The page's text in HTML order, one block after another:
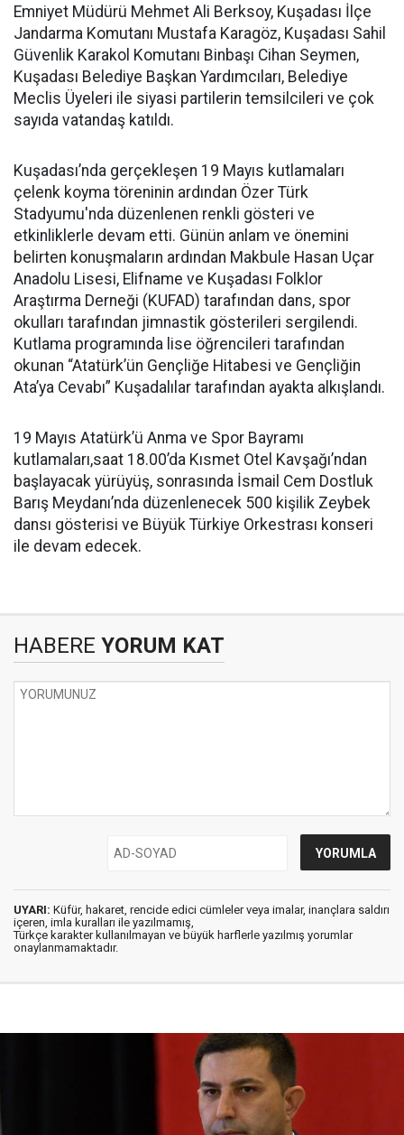
Emniyet Müdürü Mehmet Ali Berksoy, Kuşadası İlçe
Jandarma Komutanı Mustafa Karagöz, Kuşadası Sahil
Güvenlik Karakol Komutanı Binbaşı Cihan Seymen,
Kuşadası Belediye Başkan Yardımcıları, Belediye
Meclis Üyeleri ile siyasi partilerin temsilcileri ve çok
sayıda vatandaş katıldı.
Kuşadası’nda gerçekleşen 19 Mayıs kutlamaları
çelenk koyma töreninin ardından Özer Türk
Stadyumu'nda düzenlenen renkli gösteri ve
etkinliklerle devam etti. Günün anlam ve önemini
belirten konuşmaların ardından Makbule Hasan Uçar
Anadolu Lisesi, Elifname ve Kuşadası Folklor
Araştırma Derneği (KUFAD) tarafından dans, spor
okulları tarafından jimnastik gösterileri sergilendi.
Kutlama programında lise öğrencileri tarafından
okunan “Atatürk’ün Gençliğe Hitabesi ve Gençliğin
Ata’ya Cevabı” Kuşadalılar tarafından ayakta alkışlandı.
19 Mayıs Atatürk’ü Anma ve Spor Bayramı
kutlamaları,saat 18.00’da Kısmet Otel Kavşağı’ndan
başlayacak yürüyüş, sonrasında İsmail Cem Dostluk
Barış Meydanı’nda düzenlenecek 500 kişilik Zeybek
dansı gösterisi ve Büyük Türkiye Orkestrası konseri
ile devam edecek.
HABERE YORUM KAT
UYARI: Küfür, hakaret, rencide edici cümleler veya imalar, inançlara saldırı
içeren, imla kuralları ile yazılmamış,
Türkçe karakter kullanılmayan ve büyük harflerle yazılmış yorumlar
onaylanmamaktadır.